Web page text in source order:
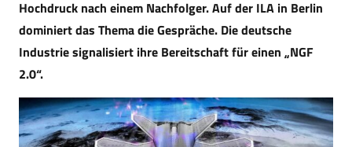
Hochdruck nach einem Nachfolger. Auf der ILA in Berlin
dominiert das Thema die Gespräche. Die deutsche
Industrie signalisiert ihre Bereitschaft für einen „NGF
2.0“.